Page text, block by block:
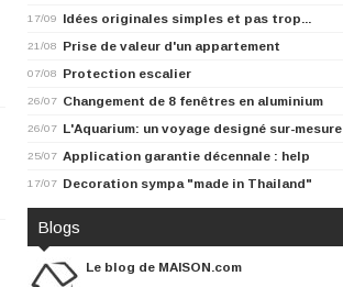
17/09 Idées originales simples et pas trop...
21/08 Prise de valeur d'un appartement
07/08 Protection escalier
26/07 Changement de 8 fenêtres en aluminium
26/07 L'Aquarium: un voyage designé sur-mesure
25/07 Application garantie décennale : help
17/07 Decoration sympa "made in Thailand"
Blogs
Le blog de MAISON.com